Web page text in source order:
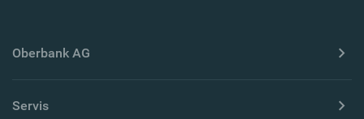
Oberbank AG
Servis